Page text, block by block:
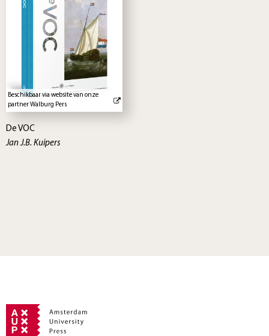
Beschikbaar via website van onze
partner Walburg Pers
De VOC
Jan J.B. Kuipers